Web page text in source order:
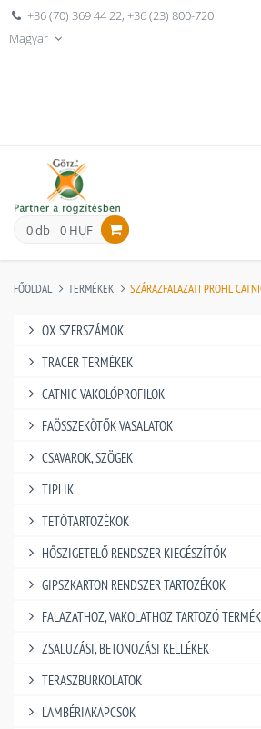
+36 (70) 369 44 22,+36 (23) 800-720
Magyar
0 db 0 HUF
FŐOLDAL TERMÉKEK SZÁRAZFALAZATI PROFIL
OX SZERSZÁMOK
TRACER TERMÉKEK
CATNIC VAKOLÓPROFILOK
FAÖSSZEKÖTŐK VASALATOK
CSAVAROK, SZÖGEK
TIPLIK
TETŐTARTOZÉKOK
HŐSZIGETELŐ RENDSZER KIEGÉSZÍTŐK
GIPSZKARTON RENDSZER TARTOZÉKOK
FALAZATHOZ, VAKOLATHOZ TARTOZÓ
ZSALUZÁSI, BETONOZÁSI KELLÉKEK
TERASZBURKOLATOK
LAMBÉRIAKAPCSOK